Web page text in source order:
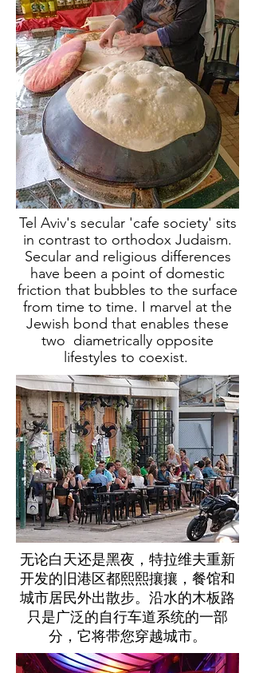
Tel Aviv's secular 'cafe society' sits
in contrast to orthodox Judaism.
Secular and religious differences
have been a point of domestic
friction that bubbles to the surface
from time to time. I marvel at the
Jewish bond that enables these
two diametrically opposite
lifestyles to coexist.
无论白天还是黑夜，特拉维夫重新
开发的旧港区都熙熙攘攘，餐馆和
城市居民外出散步。沿水的木板路
只是广泛的自行车道系统的一部
分，它将带您穿越城市。